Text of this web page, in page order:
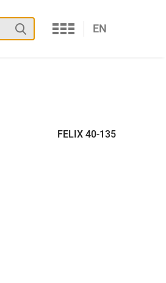
Suchen
Services
EN
FELIX 40-135